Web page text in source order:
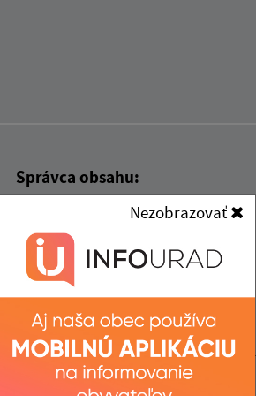
Nezobrazovať
Správca obsahu:
Správca obsahu je Obec Kysak.
Vytvorené v súlade s
dizajn manuálom elektronických
služieb.